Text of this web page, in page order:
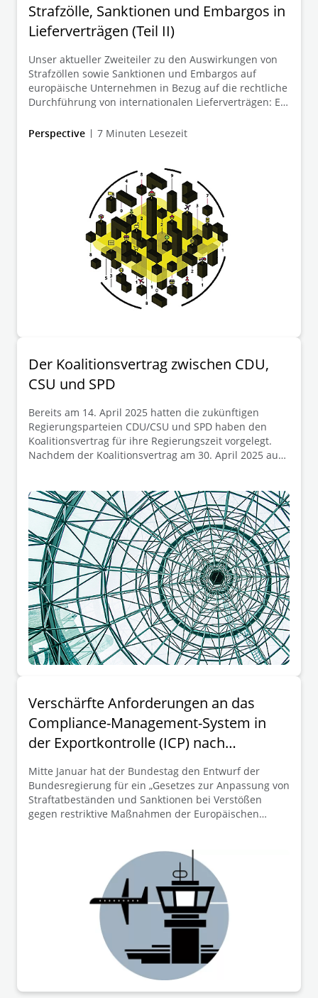
Strafzölle, Sanktionen und Embargos in
Lieferverträgen (Teil II)
Unser aktueller Zweiteiler zu den Auswirkungen von
Strafzöllen sowie Sanktionen und Embargos auf
europäische Unternehmen in Bezug auf die rechtliche
Durchführung von internationalen Lieferverträgen: Ein
Vertragsdurchführung und Vertragsanpassung
auswirken und wie man diesen am besten begegnen
Perspective 7 Minuten Lesezeit
Der Koalitionsvertrag zwischen CDU,
CSU und SPD
Bereits am 14. April 2025 hatten die zukünftigen
Regierungsparteien CDU/CSU und SPD haben den
Koalitionsvertrag für ihre Regierungszeit vorgelegt.
Nachdem der Koalitionsvertrag am 30. April 2025 auch
nunmehr am 06.05.2025 zum neuen deutschen
Bundeskanzler gewählt werden.
Verschärfte Anforderungen an das
Compliance-Management-System in
der Exportkontrolle (ICP) nach
Umsetzung der Richtlinie (EU)
2024/1226
Mitte Januar hat der Bundestag den Entwurf der
Bundesregierung für ein „Gesetzes zur Anpassung von
Straftatbeständen und Sanktionen bei Verstößen
gegen restriktive Maßnahmen der Europäischen
werden die Vorgaben der Richtlinie (EU) 2024/1226 zur
Definition von Straftatbeständen und Sanktionen bei
Verstoß gegen restriktive Maßnahmen der Union (im
Folgenden: Richtlinie) in deutsches Recht umgesetzt.
Die Verabschiedung des Gesetzes bedeutet für
Unternehmen eine empfindliche Verschärfung der
Konsequenzen bei Verstößen im Zusammenhang mit
wirtschaftlichen Sanktionen. Um diesem erhöhten
Risiko zu begegnen, sind erhöhte Anforderungen an
das Compliance-Management-System (ICP) im